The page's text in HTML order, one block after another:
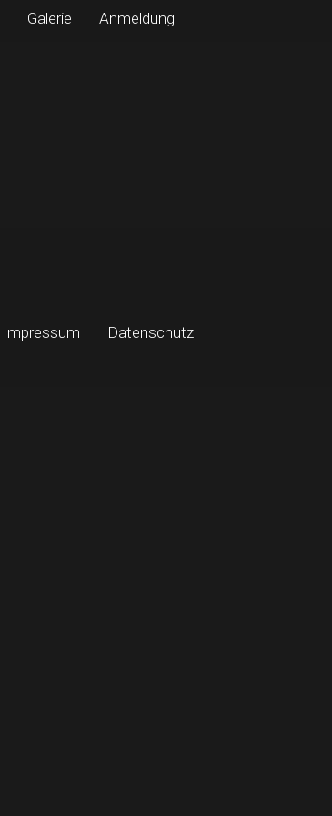
Galerie Anmeldung
Impressum Datenschutz